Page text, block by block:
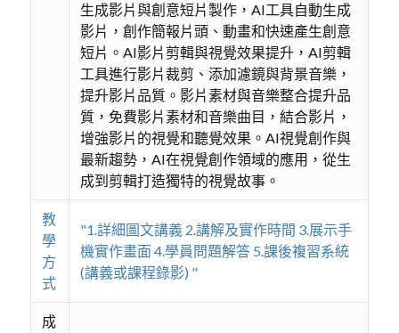
生成影片與創意短片製作，AI工具自動生成
影片，創作簡報片頭、動畫和快速產生創意
短片。AI影片剪輯與視覺效果提升，AI剪輯
工具進行影片裁剪、添加濾鏡與背景音樂，
提升影片品質。影片素材與音樂整合提升品
質，免費影片素材和音樂曲目，結合影片，
增強影片的視覺和聽覺效果。AI視覺創作與
最新趨勢，AI在視覺創作領域的應用，從生
成到剪輯打造獨特的視覺故事。
教
學
方
式
"1.詳細圖文講義 2.講解及實作時間 3.展示手
機實作畫面 4.學員問題解答 5.課後複習系統
(講義或課程錄影) "
成